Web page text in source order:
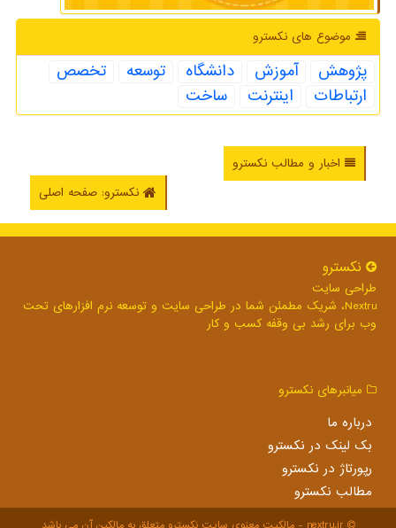
موضوع های نكسترو
پژوهش آموزش دانشگاه توسعه
تخصص
ارتباطات
اینترنت ساخت
اخبار و مطالب نکسترو
نکسترو: صفحه اصلی
نكسترو
طراحی سایت
Nextru، شریک مطمئن شما در طراحی سایت و توسعه نرم افزارهای تحت
وب برای رشد بی وقفه کسب و کار
میانبرهای نكسترو
درباره ما
بک لینک در نكسترو
رپورتاژ در نكسترو
مطالب نكسترو